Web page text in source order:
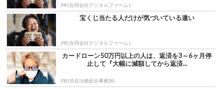
PR(合同会社デジタルファーム )
宝くじ当たる人だけが気づいている違い
PR(合同会社デジタルファーム )
カードローン50万円以上の人は、返済を3～6ヶ月停
止して『大幅に減額してから返済...
PR(渋谷法務総合事務所)